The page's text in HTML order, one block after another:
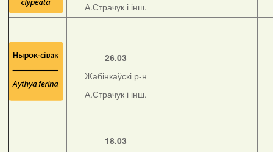
А.Страчук і інш.
26.03
Жабінкаўскі р-н
А.Страчук і інш.
18.03